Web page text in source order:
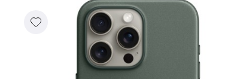
Реквизиты
Контакты
Гарантия